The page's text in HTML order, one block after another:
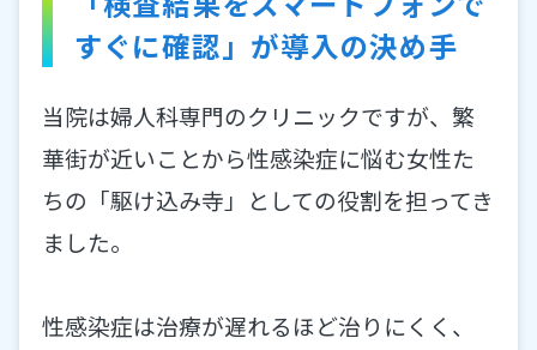
すぐに確認」が導入の決め手
当院は婦人科専門のクリニックですが、繁
華街が近いことから性感染症に悩む女性た
ちの「駆け込み寺」としての役割を担ってき
ました。
性感染症は治療が遅れるほど治りにくく、